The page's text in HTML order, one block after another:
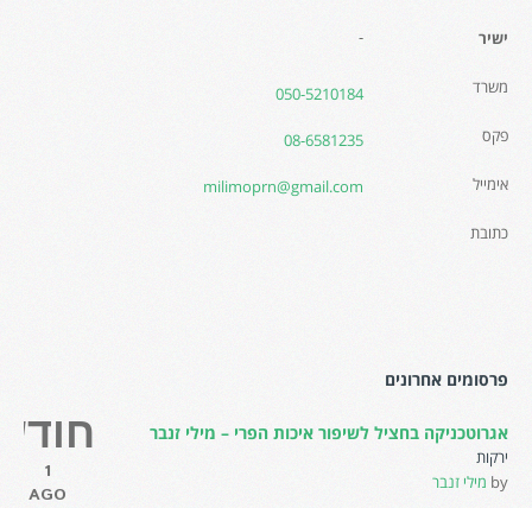
ישיר
משרד
פקס
אימייל
כתובת
-
050-5210184
08-6581235
milimoprn@gmail.com
פרסומים אחרונים
1
AGO
אגרוטכניקה בחציל לשיפור איכות הפרי – מילי זנבר
ירקות
by מילי זנבר